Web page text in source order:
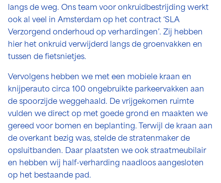
langs de weg. Ons team voor onkruidbestrijding werkt
ook al veel in Amsterdam op het contract ‘SLA
Verzorgend onderhoud op verhardingen’. Zij hebben
hier het onkruid verwijderd langs de groenvakken en
tussen de fietsnietjes.
Vervolgens hebben we met een mobiele kraan en
knijperauto circa 100 ongebruikte parkeervakken aan
de spoorzijde weggehaald. De vrijgekomen ruimte
vulden we direct op met goede grond en maakten we
gereed voor bomen en beplanting. Terwijl de kraan aan
de overkant bezig was, stelde de stratenmaker de
opsluitbanden. Daar plaatsten we ook straatmeubilair
en hebben wij half-verharding naadloos aangesloten
op het bestaande pad.